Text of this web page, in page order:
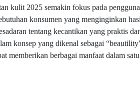
kulit 2025 semakin fokus pada
konsumen yang menginginkan
tentang kecantikan yang praktis
konsep yang dikenal sebagai
memberikan berbagai manfaat dalam